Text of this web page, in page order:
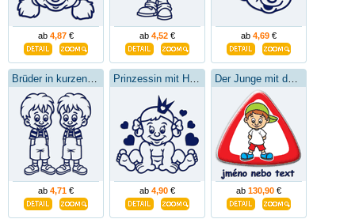
ab 4,87 € ab 4,52 € ab 4,69 €
ab 4,71 € ab 4,90 € ab 130,90 €